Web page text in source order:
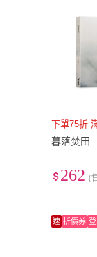
下單75折
暮落焚田
262 (
速 折價券